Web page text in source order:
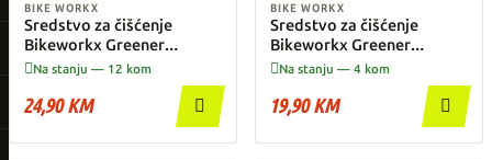
BIKE WORKX
Sredstvo za čišćenje
Bikeworkx Greener
Cleaner 1l
Na stanju — 12 kom
24,90 KM 
BIKE WORKX
Sredstvo za čišćenje
Bikeworkx Greener
Cleaner raspršivač 500ml
Na stanju — 4 kom
19,90 KM 